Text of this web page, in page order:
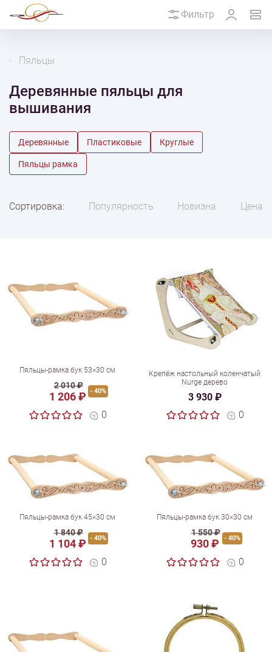
Фильтр
Пяльцы
Деревянные пяльцы для
вышивания
Деревянные Пластиковые Круглые
Пяльцы рамка
Сортировка: Популярность Новизна Цена
Пяльцы-рамка бук 53×30 см
2 010 ₽
1 206 ₽ - 40%
0
Крепёж настольный коленчатый
Nurge дерево
3 930 ₽
0
Пяльцы-рамка бук 45×30 см
1 840 ₽
1 104 ₽ - 40%
0
Пяльцы-рамка бук 30×30 см
1 550 ₽
930 ₽ - 40%
0